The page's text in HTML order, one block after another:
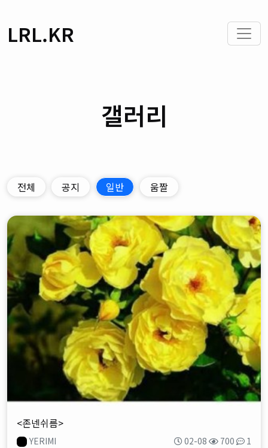
LRL.KR
갤러리
전체 공지 일반 움짤
<존넨쉬름>
YERIMI 02-08 700 1